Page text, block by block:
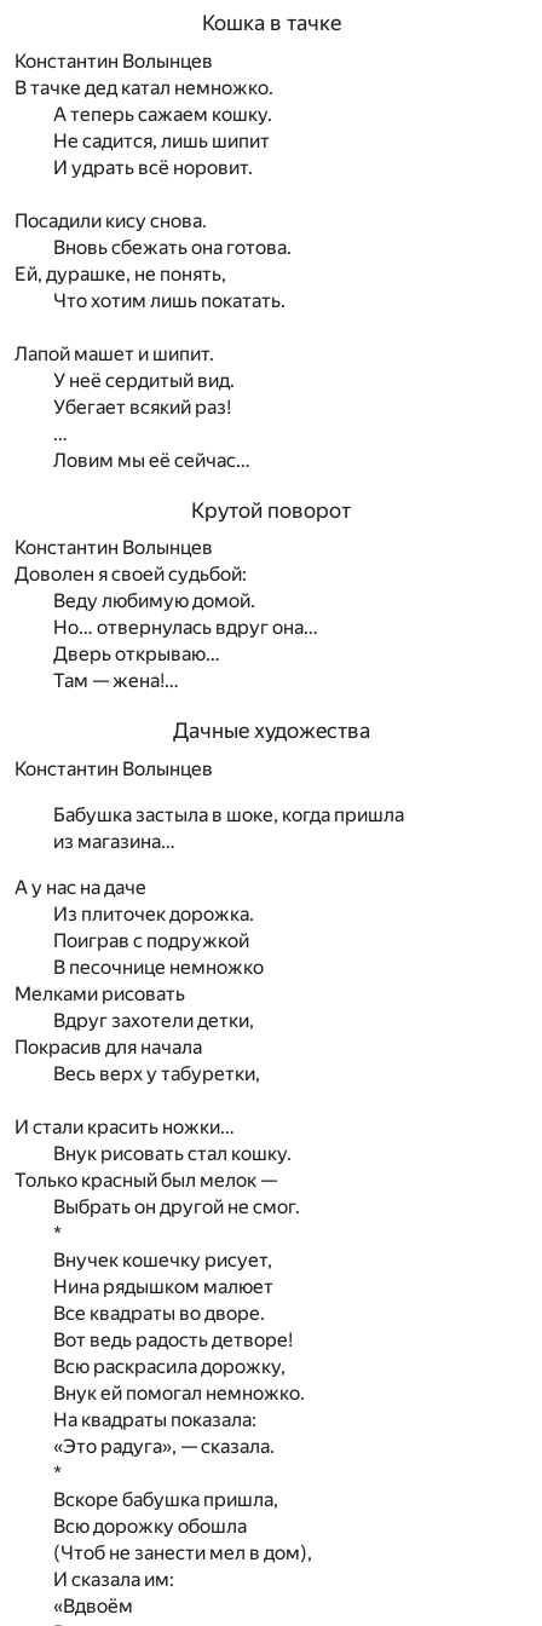
Кошка в тачке
Константин Волынцев
В тачке дед катал немножко.
А теперь сажаем кошку.
Не садится, лишь шипит
И удрать всё норовит.
Посадили кису снова.
Вновь сбежать она готова.
Ей, дурашке, не понять,
Что хотим лишь покатать.
Лапой машет и шипит.
У неё сердитый вид.
Убегает всякий раз!
…
Ловим мы её сейчас…
Крутой поворот
Константин Волынцев
Доволен я своей судьбой:
Веду любимую домой.
Но… отвернулась вдруг она…
Дверь открываю…
Там — жена!…
Дачные художества
Константин Волынцев
Бабушка застыла в шоке, когда пришла
из магазина…
А у нас на даче
Из плиточек дорожка.
Поиграв с подружкой
В песочнице немножко
Мелками рисовать
Вдруг захотели детки,
Покрасив для начала
Весь верх у табуретки,
И стали красить ножки…
Внук рисовать стал кошку.
Только красный был мелок —
Выбрать он другой не смог.
*
Внучек кошечку рисует,
Нина рядышком малюет
Все квадраты во дворе.
Вот ведь радость детворе!
Всю раскрасила дорожку,
Внук ей помогал немножко.
На квадраты показала:
«Это радуга», — сказала.
*
Вскоре бабушка пришла,
Всю дорожку обошла
(Чтоб не занести мел в дом),
И сказала им:
«Вдвоём